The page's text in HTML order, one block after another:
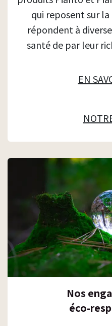
qui reposent sur
répondent à
santé de par leur
EN
Nos
éco-